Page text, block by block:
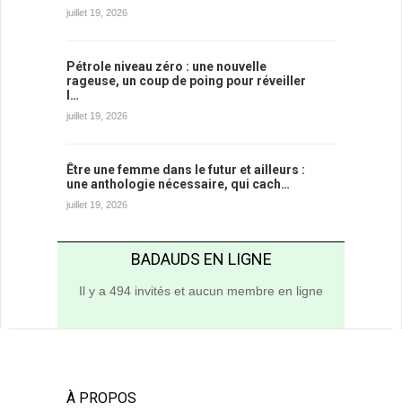
juillet 19, 2026
Pétrole niveau zéro : une nouvelle
rageuse, un coup de poing pour réveiller
l…
juillet 19, 2026
Être une femme dans le futur et ailleurs :
une anthologie nécessaire, qui cach…
juillet 19, 2026
BADAUDS EN LIGNE
Il y a 494 invités et aucun membre en ligne
À PROPOS